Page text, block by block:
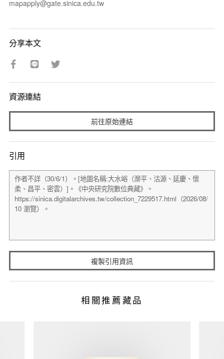
mapapply@gate.sinica.edu.tw
分享本文
資源連結
前往原始連結
引用
複製引用資訊
相關推薦藏品